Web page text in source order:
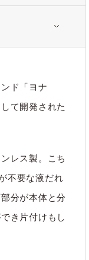
承ください。
くのがおすすめ
ド「ヨナ
て開発された
レス製。こち
不要な液だれ
分が本体と分
き片付けもし